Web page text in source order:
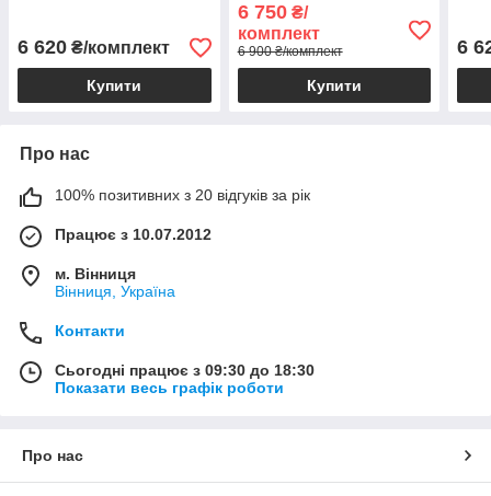
6 620 ₴/комплект
Купити
6 750₴/
комплект
6 900 ₴/комплект
Купити
6
Про нас
100% позитивних з 20 відгуків за рік
Працює з 10.07.2012
м. Вінниця
Вінниця, Україна
Контакти
Сьогодні працює з 09:30 до 18:30
Показати весь графік роботи
Про нас